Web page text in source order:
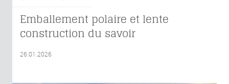
Emballement polaire et lente
construction du savoir
26.01.2026